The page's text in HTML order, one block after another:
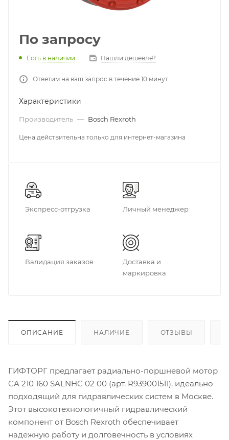
По запросу
Есть в наличии Нашли дешевле?
Ответим на ваш запрос в течение 10 минут
Характеристики
Производитель — Bosch Rexroth
Цена действительна только для интернет-магазина
Экспресс-отгрузка Личный менеджер
Валидация заказов
Доставка и
маркировка
ОПИСАНИЕ НАЛИЧИЕ ОТЗЫВЫ
ГИФТОРГ предлагает радиально-поршневой мотор
CA 210 160 SALNHC 02 00 (арт. R939001511), идеально
подходящий для гидравлических систем в Москве.
Этот высокотехнологичный гидравлический
компонент от Bosch Rexroth обеспечивает
надежную работу и долговечность в условиях